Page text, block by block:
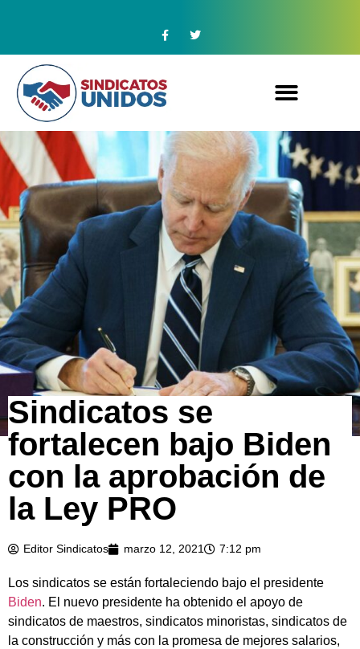
Sindicatos se
fortalecen bajo Biden
con la aprobación de
la Ley PRO
Editor Sindicatos marzo 12, 2021 7:12 pm
Los sindicatos se están fortaleciendo bajo el presidente
Biden. El nuevo presidente ha obtenido el apoyo de
sindicatos de maestros, sindicatos minoristas, sindicatos de
la construcción y más con la promesa de mejores salarios,